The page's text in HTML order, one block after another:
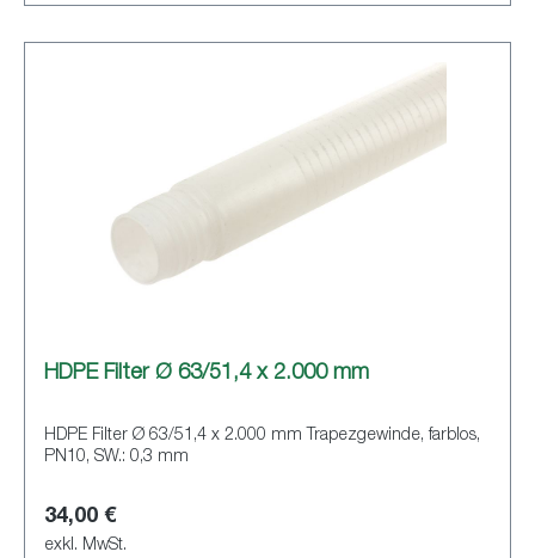
HDPE Filter Ø 63/51,4 x 2.000 mm
HDPE Filter Ø 63/51,4 x 2.000 mm Trapezgewinde, farblos,
PN10, SW.: 0,3 mm
34,00 €
exkl. MwSt.